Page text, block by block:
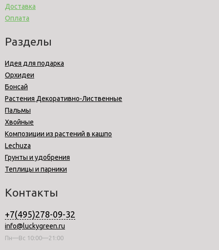
Доставка
Оплата
Разделы
Идея для подарка
Орхидеи
Бонсай
Растения Декоративно-Лиственные
Пальмы
Хвойные
Композиции из растений в кашпо
Lechuza
Грунты и удобрения
Теплицы и парники
Контакты
+7(495)278-09-32
info@luckygreen.ru
Пн—Вс 10:00—21:00